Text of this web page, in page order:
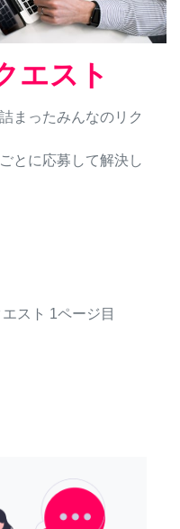
エスト
まったみんなのリク
とに応募して解決し
エスト 1ページ目